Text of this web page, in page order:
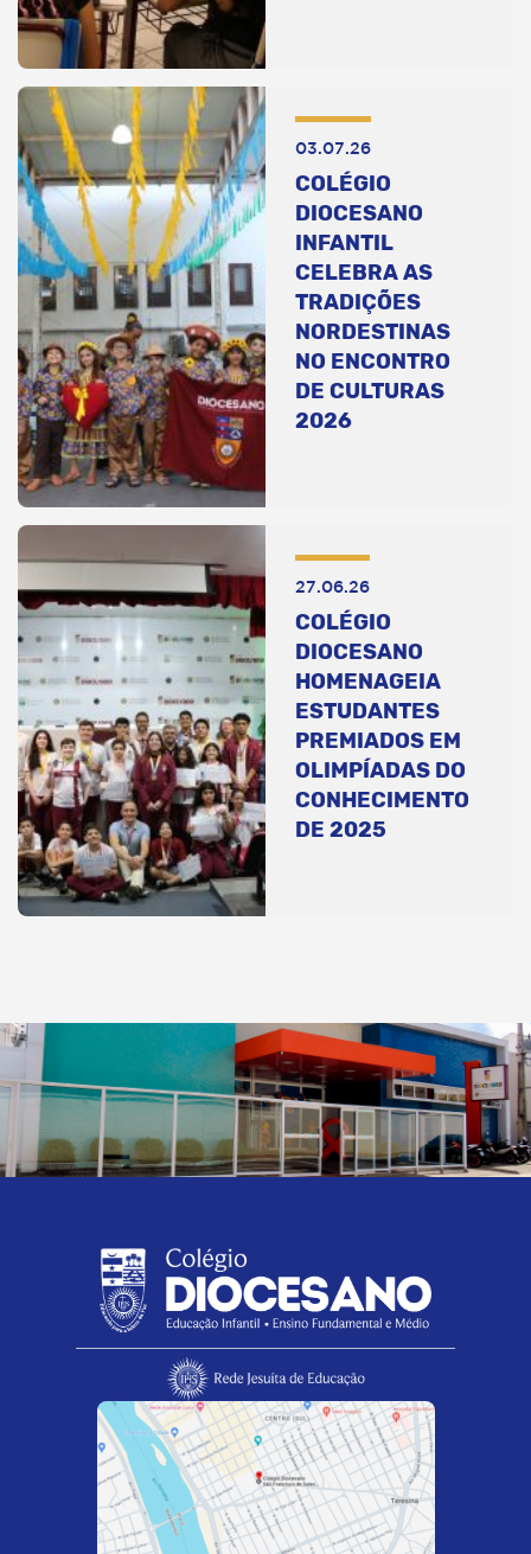
03.07.26
COLÉGIO
DIOCESANO
INFANTIL
CELEBRA AS
TRADIÇÕES
NORDESTINAS
NO ENCONTRO
DE CULTURAS
2026
27.06.26
COLÉGIO
DIOCESANO
HOMENAGEIA
ESTUDANTES
PREMIADOS EM
OLIMPÍADAS DO
CONHECIMENTO
DE 2025